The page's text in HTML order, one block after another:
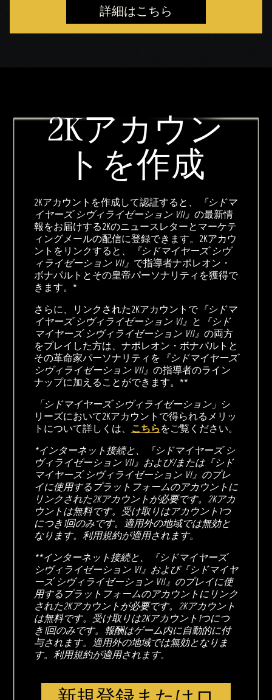
詳細はこちら
2Kアカウン
トを作成
2Kアカウントを作成して認証すると、
『シドマ
イヤーズ シヴィライゼーション VII』 の最新情
報をお届けする2Kのニュースレターとマーケテ
ィングメールの配信に登録できます。2Kアカウ
ントをリンクすると、
『シドマイヤーズ シヴ
ィライゼーション VII』 で指導者ナポレオン・
ボナパルトとその皇帝パーソナリティを獲得で
きます。*
さらに、リンクされた2Kアカウントで『シドマ
イヤーズ シヴィライゼーション VI』 と
『シド
マイヤーズ シヴィライゼーション VII』 の両方
をプレイした方は、ナポレオン・ボナパルトと
その革命家パーソナリティを 『シドマイヤーズ
シヴィライゼーション VII』 の指導者のライン
ナップに加えることができます。**
「シドマイヤーズ シヴィライゼーション」 シ
リーズにおいて2Kアカウントで得られるメリッ
トについて詳しくは、 こちらをご覧ください。
*インターネット接続と、『シドマイヤーズ シ
ヴィライゼーション VII』および/または『シド
マイヤーズ シヴィライゼーション VI』のプレ
イに使用するプラットフォームのアカウントに
リンクされた2Kアカウントが必要です。2Kアカ
ウントは無料です。受け取りはアカウント1つ
につき1回のみです。適用外の地域では無効と
なります。利用規約が適用されます。
**インターネット接続と、『シドマイヤーズ
シヴィライゼーション VI』および『シドマイヤ
ーズ シヴィライゼーション VII』のプレイに使
用するプラットフォームのアカウントにリンク
された2Kアカウントが必要です。2Kアカウント
は無料です。受け取りは2Kアカウント1つにつ
き1回のみです。報酬はゲーム内に自動的に付
与されます。適用外の地域では無効となりま
す。利用規約が適用されます。